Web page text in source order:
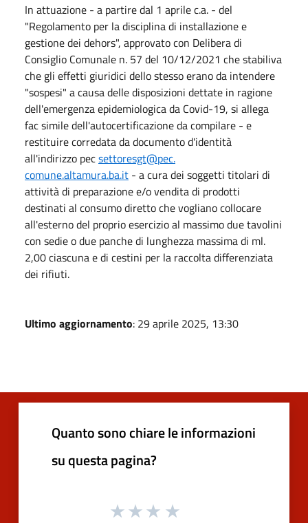
In attuazione - a partire dal 1 aprile c.a. - del
"Regolamento per la disciplina di installazione e
gestione dei dehors", approvato con Delibera di
Consiglio Comunale n. 57 del 10/12/2021 che stabiliva
che gli effetti giuridici dello stesso erano da intendere
"sospesi" a causa delle disposizioni dettate in ragione
dell'emergenza epidemiologica da Covid-19, si allega
fac simile dell'autocertificazione da compilare - e
restituire corredata da documento d'identità
all'indirizzo pecsettoresgt@pec.
comune.altamura.ba.it - a cura dei soggetti titolari di
attività di preparazione e/o vendita di prodotti
destinati al consumo diretto che vogliano collocare
all'esterno del proprio esercizio al massimo due tavolini
con sedie o due panche di lunghezza massima di ml.
2,00 ciascuna e di cestini per la raccolta differenziata
dei rifiuti.
Ultimo aggiornamento: 29 aprile 2025, 13:30
Quanto sono chiare le informazioni
su questa pagina?